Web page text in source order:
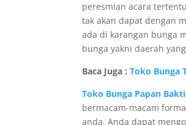
peresmian acara
tak akan dapat dengan
ada di karangan bunga
bunga yakni daerah
Baca Juga : Toko Bunga
Toko Bunga Papan Bakti
bermacam-macam
anda. Anda dapat